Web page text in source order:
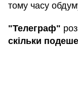
тому часу
"Телеграф"
скільки